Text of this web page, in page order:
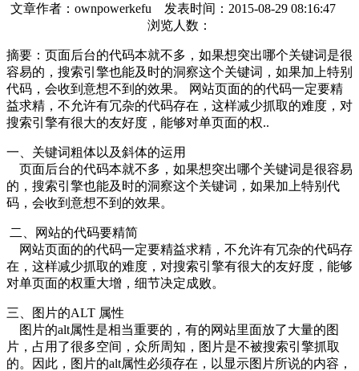
文章作者：ownpowerkefu 发表时间： 2015-08-29 08:16:47
浏览人数：
摘要： 页面后台的代码本就不多，如果想突出哪个关键词是很
容易的，搜索引擎也能及时的洞察这个关键词，如果加上特别
代码，会收到意想不到的效果。 网站页面的的代码一定要精
益求精，不允许有冗杂的代码存在，这样减少抓取的难度，对
搜索引擎有很大的友好度，能够对单页面的权..
一、关键词粗体以及斜体的运用
页面后台的代码本就不多，如果想突出哪个关键词是很容易
的，搜索引擎也能及时的洞察这个关键词，如果加上特别代
码，会收到意想不到的效果。
二、网站的代码要精简
网站页面的的代码一定要精益求精，不允许有冗杂的代码存
在，这样减少抓取的难度，对搜索引擎有很大的友好度，能够
对单页面的权重大增，细节决定成败。
三、图片的ALT 属性
图片的alt属性是相当重要的，有的网站里面放了大量的图
片，占用了很多空间，众所周知，图片是不被搜索引擎抓取
的。因此，图片的alt属性必须存在，以显示图片所说的内容，